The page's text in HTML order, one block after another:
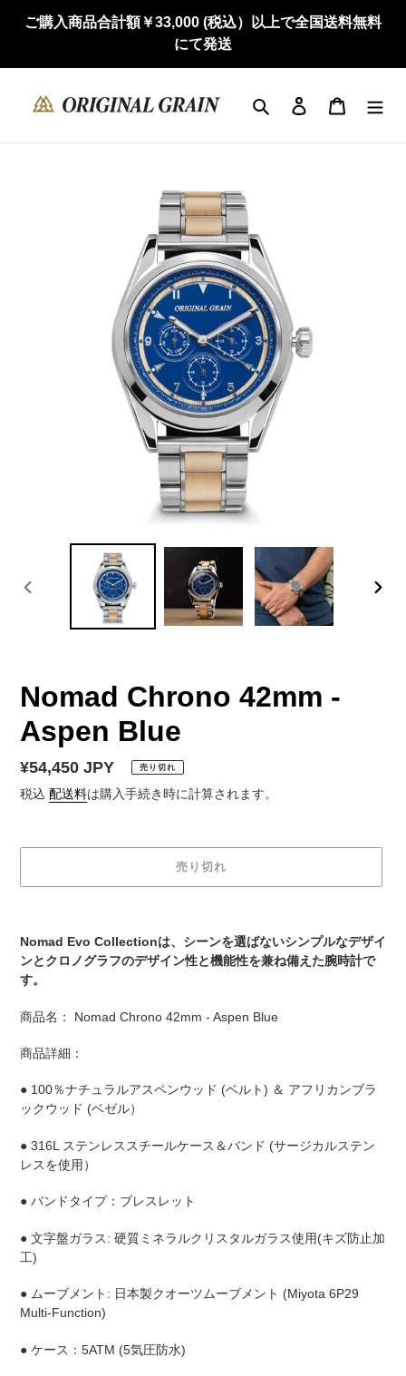
ン
ご購入商品合計額￥33,000 (税込）以上で全国送料無料
にて発送
検索 ログインカート
ド
Nomad Chrono 42mm -
Aspen Blue
通
常
¥54,450 JPY 売り切れ
税込 配送料は購入手続き時に計算されます。
売り切れ
に
商
品
を
追
す
る
Nomad Evo Collectionは、シーンを選ばないシンプルなデザイ
ンとクロノグラフのデザイン性と機能性を兼ね備えた腕時計で
す。
商品名： Nomad Chrono 42mm - Aspen Blue
商品詳細：
● 100％ナチュラルアスペンウッド (ベルト) ＆ アフリカンブラ
ックウッド (ベゼル）
● 316L ステンレススチールケース＆バンド (サージカルステン
レスを使用）
● バンドタイプ：ブレスレット
● 文字盤ガラス: 硬質ミネラルクリスタルガラス使用(キズ防止加
工)
● ムーブメント: 日本製クオーツムーブメント (Miyota 6P29
Multi-Function)
● ケース：5ATM (5気圧防水)